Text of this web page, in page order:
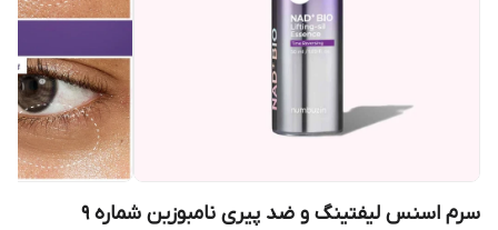
سرم اسنس لیفتینگ و ضد پیری نامبوزین شماره ۹